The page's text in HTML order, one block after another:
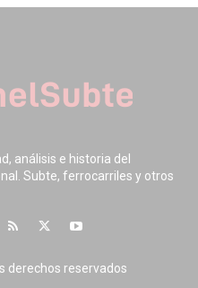
análisis e historia del
Subte, ferrocarriles y otros
derechos reservados